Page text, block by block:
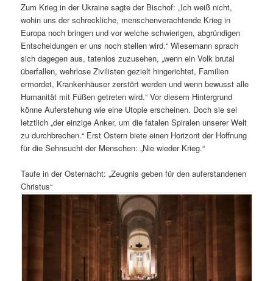
Zum Krieg in der Ukraine sagte der Bischof: „Ich weiß nicht,
wohin uns der schreckliche, menschenverachtende Krieg in
Europa noch bringen und vor welche schwierigen, abgründigen
Entscheidungen er uns noch stellen wird.“ Wiesemann sprach
sich dagegen aus, tatenlos zuzusehen, „wenn ein Volk brutal
überfallen, wehrlose Zivilisten gezielt hingerichtet, Familien
ermordet, Krankenhäuser zerstört werden und wenn bewusst alle
Humanität mit Füßen getreten wird.“ Vor diesem Hintergrund
könne Auferstehung wie eine Utopie erscheinen. Doch sie sei
letztlich „der einzige Anker, um die fatalen Spiralen unserer Welt
zu durchbrechen.“ Erst Ostern biete einen Horizont der Hoffnung
für die Sehnsucht der Menschen: „Nie wieder Krieg.“
Taufe in der Osternacht: „Zeugnis geben für den auferstandenen
Christus“